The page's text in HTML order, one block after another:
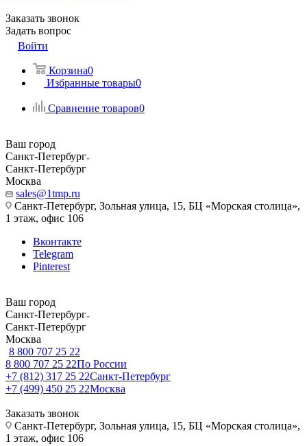
Заказать звонок
Задать вопрос
Войти
Корзина0
Избранные товары0
Сравнение товаров0
Ваш город
Санкт-Петербург
Санкт-Петербург
Москва
sales@1tmp.ru
Санкт-Петербург, Зольная улица, 15, БЦ «Морская столица»,
1 этаж, офис 106
Вконтакте
Telegram
Pinterest
Ваш город
Санкт-Петербург
Санкт-Петербург
Москва
8 800 707 25 22
8 800 707 25 22По России
+7 (812) 317 25 22Санкт-Петербург
+7 (499) 450 25 22Москва
Заказать звонок
Санкт-Петербург, Зольная улица, 15, БЦ «Морская столица»,
1 этаж, офис 106